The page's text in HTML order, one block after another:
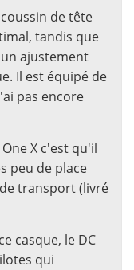
de tête
tandis que
ajustement
Il est équipé de
pas encore
X c'est qu'il
peu de place
transport (livré
casque, le DC
qui